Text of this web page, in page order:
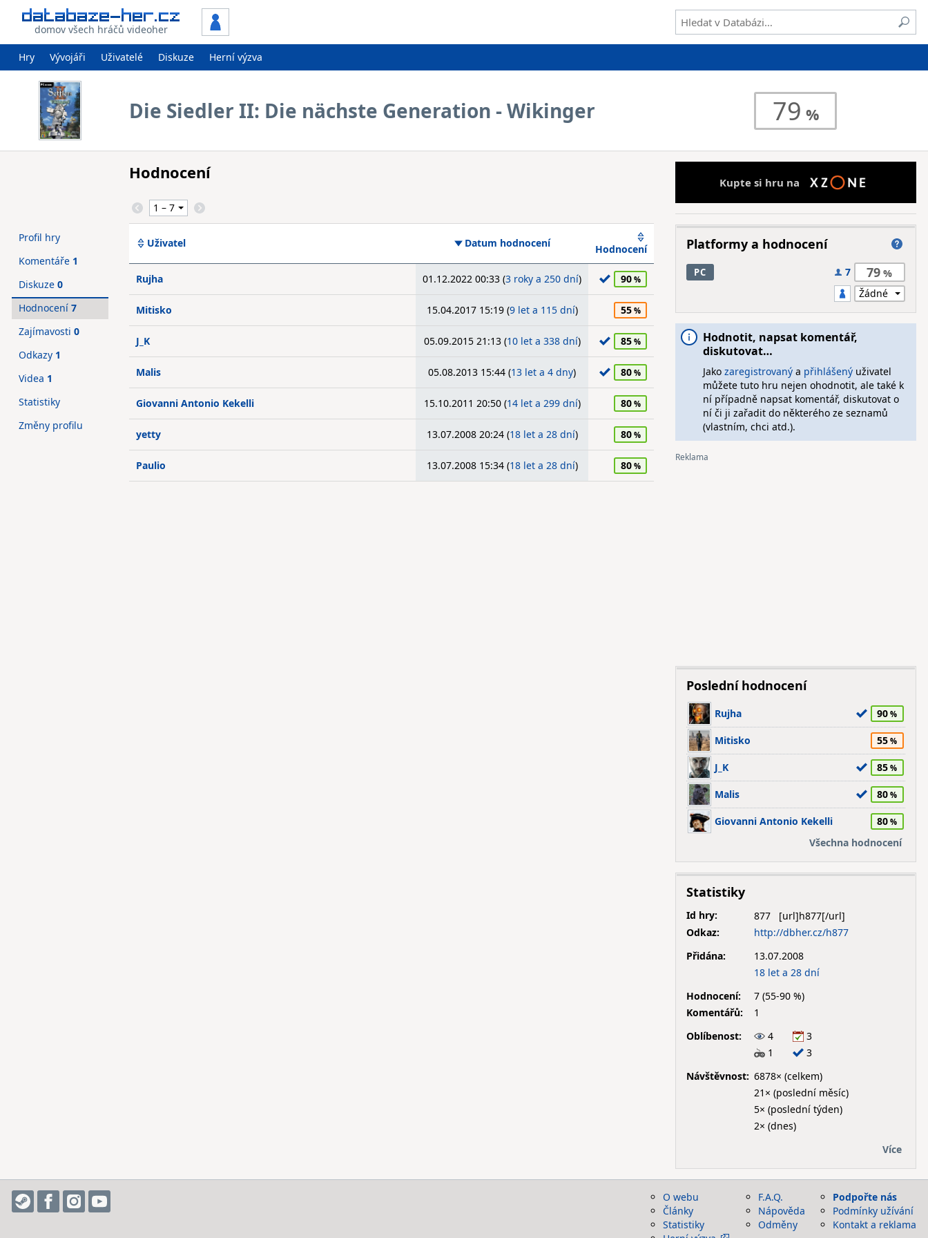
domov všech hráčů videoher
Hry Vývojáři Uživatelé Diskuze Herní výzva
Die Siedler II: Die nächste Generation - Wikinger 79
Hodnocení
Uživatel Datum hodnocení Hodnocení
Rujha 01.12.2022 00:33 (3 roky a 250 dní) 90
Mitisko 15.04.2017 15:19 (9 let a 115 dní) 55
J_K 05.09.2015 21:13 (10 let a 338 dní) 85
Malis 05.08.2013 15:44 (13 let a 4 dny) 80
Giovanni Antonio Kekelli 15.10.2011 20:50 (14 let a 299 dní) 80
yetty 13.07.2008 20:24 (18 let a 28 dní) 80
Paulio 13.07.2008 15:34 (18 let a 28 dní) 80
Profil hry
Komentáře 1
Diskuze 0
Hodnocení 7
Zajímavosti 0
Odkazy 1
Videa 1
Statistiky
Změny profilu
Kupte si hru na
Platformy a hodnocení
PC 7 79
Hodnotit, napsat komentář,
diskutovat…
Jako zaregistrovanýa přihlášenýuživatel
můžete tuto hru nejen ohodnotit, ale také k
ní případně napsat komentář, diskutovat o
ní či ji zařadit do některého ze seznamů
(vlastním, chci atd.).
Poslední hodnocení
Rujha 90
Mitisko 55
J_K 85
Malis 80
Giovanni Antonio Kekelli
80
Všechna hodnocení
Statistiky
Id hry:
877
Odkaz:
http://dbher.cz/h877
Přidána:
13.07.2008
18 let a 28 dní
Hodnocení:
7 (55-90 %)
Komentářů:
1
Oblíbenost:
4
3
1
3
Návštěvnost: 6878× (celkem)
21× (poslední měsíc)
5× (poslední týden)
2× (dnes)
Více
O webu
Články
Statistiky
F.A.Q.
Nápověda
Odměny
Podpořte nás
Podmínky užívání
Kontakt a reklama